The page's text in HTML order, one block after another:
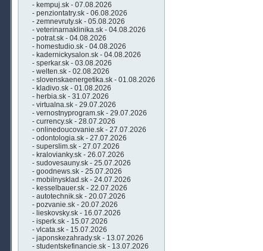
- kempuj.sk - 07.08.2026
- penziontatry.sk - 06.08.2026
- zemnevruty.sk - 05.08.2026
- veterinarnaklinika.sk - 04.08.2026
- potrat.sk - 04.08.2026
- homestudio.sk - 04.08.2026
- kadernickysalon.sk - 04.08.2026
- sperkar.sk - 03.08.2026
- welten.sk - 02.08.2026
- slovenskaenergetika.sk - 01.08.2026
- kladivo.sk - 01.08.2026
- herbia.sk - 31.07.2026
- virtualna.sk - 29.07.2026
- vernostnyprogram.sk - 29.07.2026
- currency.sk - 28.07.2026
- onlinedoucovanie.sk - 27.07.2026
- odontologia.sk - 27.07.2026
- superslim.sk - 27.07.2026
- kralovianky.sk - 26.07.2026
- sudovesauny.sk - 25.07.2026
- goodnews.sk - 25.07.2026
- mobilnysklad.sk - 24.07.2026
- kesselbauer.sk - 22.07.2026
- autotechnik.sk - 20.07.2026
- pozvanie.sk - 20.07.2026
- lieskovsky.sk - 16.07.2026
- isperk.sk - 15.07.2026
- vlcata.sk - 15.07.2026
- japonskezahrady.sk - 13.07.2026
- studentskefinancie.sk - 13.07.2026